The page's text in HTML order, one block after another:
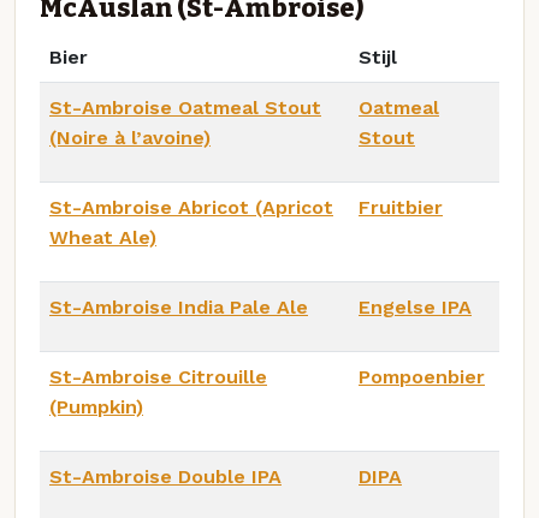
McAuslan (St-Ambroise)
Bier Stijl
St-Ambroise Oatmeal Stout
(Noire à l’avoine)
Oatmeal
Stout
St-Ambroise Abricot (Apricot
Wheat Ale)
Fruitbier
St-Ambroise India Pale Ale Engelse IPA
St-Ambroise Citrouille
(Pumpkin)
Pompoenbier
St-Ambroise Double IPA DIPA